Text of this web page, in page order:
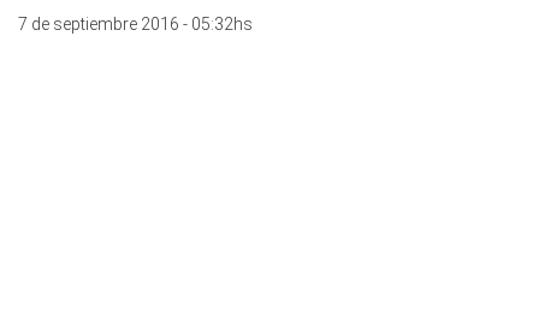
7 de septiembre 2016 - 05:32hs